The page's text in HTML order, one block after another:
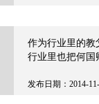
作为行业里的教
行业里也把何国
发布日期：2014-